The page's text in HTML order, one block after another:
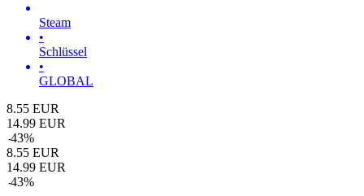
Steam
•
Schlüssel
•
GLOBAL
8.55 EUR
14.99 EUR
-43%
8.55 EUR
14.99 EUR
-43%